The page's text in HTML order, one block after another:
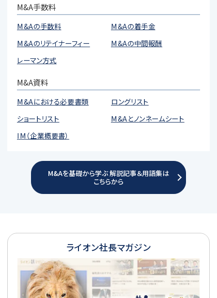
M&A手数料
M&Aの手数料
M&Aの着手金
M&Aのリテイナーフィー
M&Aの中間報酬
レーマン方式
M&A資料
M&Aにおける必要書類
ロングリスト
ショートリスト
M&Aとノンネームシート
IM（企業概要書）
M&Aを基礎から学ぶ 解説記事＆用語集は
こちらから
ライオン社長マガジン